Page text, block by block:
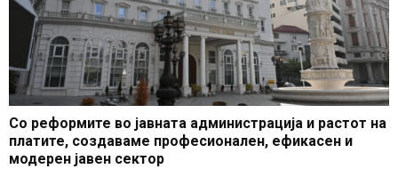
Со реформите во јавната администрација и растот на
платите, создаваме професионален, ефикасен и
модерен јавен сектор